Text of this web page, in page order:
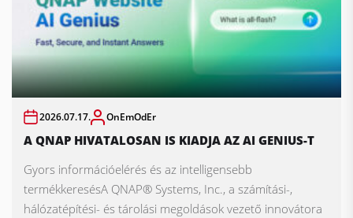
2026.07.17. OnEmOdEr
A QNAP HIVATALOSAN IS KIADJA AZ AI GENIUS-T
Gyors információelérés és az intelligensebb
termékkeresésA QNAP® Systems, Inc., a számítási-,
hálózatépítési- és tárolási megoldások vezető innovátora